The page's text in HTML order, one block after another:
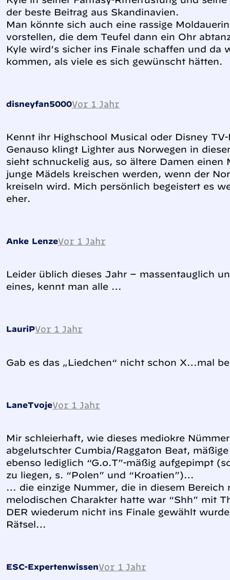
der beste Beitrag aus Skandinavien.
Man könnte sich auch eine rassige
vorstellen, die dem Teufel dann ein Ohr
Kyle wird’s sicher ins Finale schaffen und da
kommen, als viele es sich gewünscht hätten.
disneyfan5000Vor 1 Jahr
Kennt ihr Highschool Musical oder Disney
Genauso klingt Lighter aus Norwegen in
sieht schnuckelig aus, so ältere Damen einen
junge Mädels kreischen werden, wenn der
kreiseln wird. Mich persönlich begeistert es
eher.
Anke LenzeVor 1 Jahr
Leider üblich dieses Jahr – massentauglich
eines, kennt man alle …
LauriPVor 1 Jahr
Gab es das „Liedchen“ nicht schon X…mal
LaneTvojeVor 1 Jahr
Mir schleierhaft, wie dieses mediokre
abgelutschter Cumbia/Raggaton Beat,
ebenso lediglich “G.o.T”-mäßig aufgepimpt
zu liegen, s. “Polen” und “Kroatien”)…
… die einzige Nummer, die in diesem Bereich
melodischen Charakter hatte war “Shh” mit
DER wiederum nicht ins Finale gewählt
Rätsel…
ESC-ExpertenwissenVor 1 Jahr